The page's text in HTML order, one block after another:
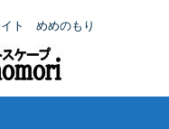
ト めめのもり